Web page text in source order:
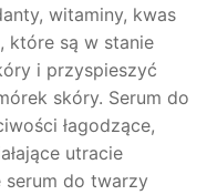
witaminy, kwas
które są w stanie
i przyspieszyć
skóry. Serum do
łagodzące,
utracie
serum do twarzy